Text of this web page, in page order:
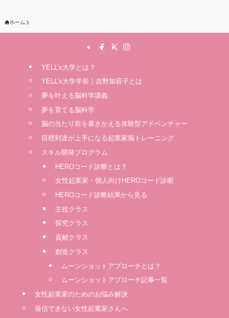
ホーム
YELL’s大学とは？
YELL’s大学学長｜吉野加容子とは
夢を叶える脳科学講義
夢を育てる脳科学
脳の当たり前を書きかえる体験型アドベンチャー
⽬標到達が上⼿になる起業家脳トレーニング
スキル開発プログラム
HEROコード診断とは？
女性起業家・個人向けHEROコード診断
HEROコード診断結果から見る
主役クラス
探究クラス
貢献クラス
創造クラス
ムーンショットアプローチとは？
ムーンショットアプローチ記事一覧
女性起業家のためのお悩み解決
発信できない女性起業家さんへ